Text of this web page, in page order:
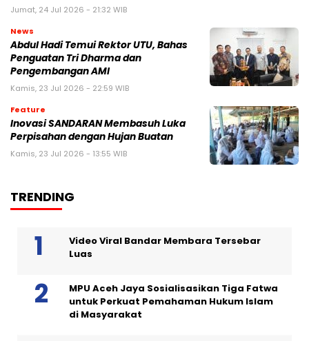
Jumat, 24 Jul 2026 - 21:32 WIB
News
Abdul Hadi Temui Rektor UTU, Bahas
Penguatan Tri Dharma dan
Pengembangan AMI
Kamis, 23 Jul 2026 - 22:59 WIB
Feature
Inovasi SANDARAN Membasuh Luka
Perpisahan dengan Hujan Buatan
Kamis, 23 Jul 2026 - 13:55 WIB
TRENDING
Video Viral Bandar Membara Tersebar
Luas
MPU Aceh Jaya Sosialisasikan Tiga Fatwa
untuk Perkuat Pemahaman Hukum Islam
di Masyarakat